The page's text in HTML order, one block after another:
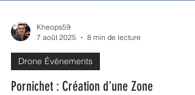
Kheops59
7 août 2025
8 min de lecture
Drone Évènements